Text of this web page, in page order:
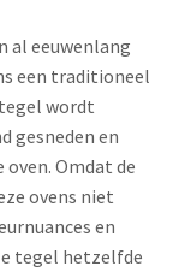
al eeuwenlang
een traditioneel
wordt
gesneden en
Omdat de
ovens niet
en
tegel hetzelfde